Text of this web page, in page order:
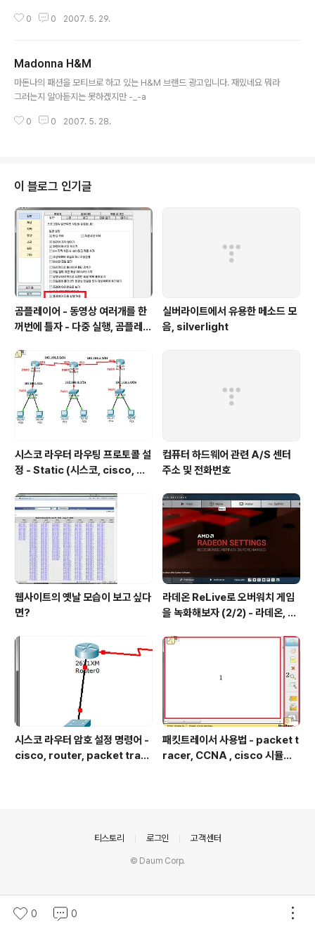
0 0 2007. 5. 29.
Madonna H&M
마돈나의 패션을 모티브로 하고 있는 H&M 브랜드 광고입니다. 재밌네요 뭐라
그러는지 알아듣지는 못하겠지만 -_-a
0 0 2007. 5. 28.
이 블로그 인기글
곰플레이어 - 동영상 여러개를 한
꺼번에 틀자 - 다중 실행, 곰플레이
다운
실버라이트에서 유용한 메소드 모
음, silverlight
시스코 라우터 라우팅 프로토콜 설
정 - Static (시스코, cisco, 라
콜, static protocol)
컴퓨터 하드웨어 관련 A/S 센터
주소 및 전화번호
웹사이트의 옛날 모습이 보고 싶다
면?
라데온 ReLive로 오버워치 게임
을 녹화해보자 (2/2) - 라데온, 암
라이버, 쉐도우 플레이, Radeon,
AMD, Relive, Overwatch Gr
aphic Driver, Shadow Play,
Radeon Software Crimso
시스코 라우터 암호 설정 명령어 -
cisco, router, packet trac
패킷트레이서 사용법 - packet t
racer, CCNA , cisco 시뮬레
0 0
티스토리 로그인 고객센터
© Daum Corp.